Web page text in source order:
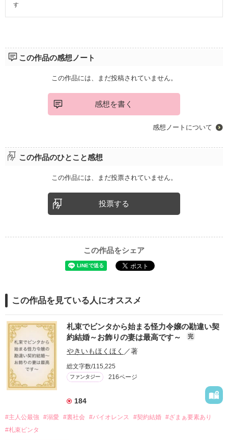
す
この作品の感想ノート
この作品には、まだ投稿されていません。
感想を書く
感想ノートについて
この作品のひとこと感想
この作品には、まだ投票されていません。
投票する
この作品をシェア
この作品を見ている人にオススメ
札束でビンタから始まる怪力令嬢の勘違い契
約結婚～お飾りの妻は最高です～
完
やきいもほくほく ／著
総文字数/115,225
ファンタジー 216ページ
184
#主人公最強 #溺愛 #裏社会 #バイオレンス #契約結婚 #ざまぁ要素あり
#札束ビンタ